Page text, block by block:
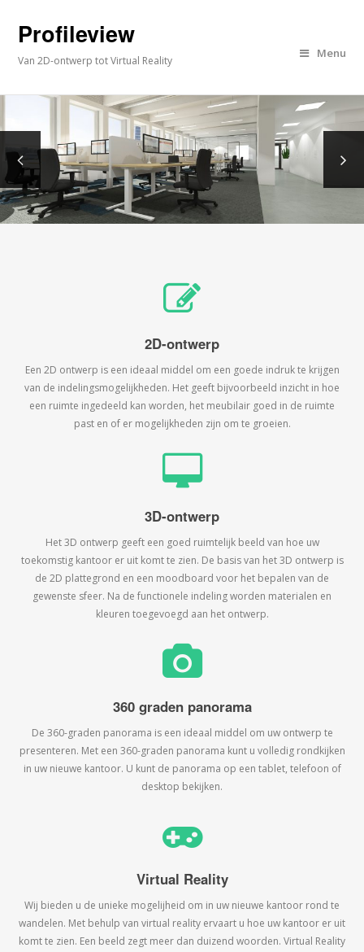
Profileview
Van 2D-ontwerp tot Virtual Reality
Menu
2D-ontwerp
Een 2D ontwerp is een ideaal middel om een goede indruk te krijgen
van de indelingsmogelijkheden. Het geeft bijvoorbeeld inzicht in hoe
een ruimte ingedeeld kan worden, het meubilair goed in de ruimte
past en of er mogelijkheden zijn om te groeien.
3D-ontwerp
Het 3D ontwerp geeft een goed ruimtelijk beeld van hoe uw
toekomstig kantoor er uit komt te zien. De basis van het 3D ontwerp is
de 2D plattegrond en een moodboard voor het bepalen van de
gewenste sfeer. Na de functionele indeling worden materialen en
kleuren toegevoegd aan het ontwerp.
360 graden panorama
De 360-graden panorama is een ideaal middel om uw ontwerp te
presenteren. Met een 360-graden panorama kunt u volledig rondkijken
in uw nieuwe kantoor. U kunt de panorama op een tablet, telefoon of
desktop bekijken.
Virtual Reality
Wij bieden u de unieke mogelijheid om in uw nieuwe kantoor rond te
wandelen. Met behulp van virtual reality ervaart u hoe uw kantoor er uit
komt te zien. Een beeld zegt meer dan duizend woorden. Virtual Reality